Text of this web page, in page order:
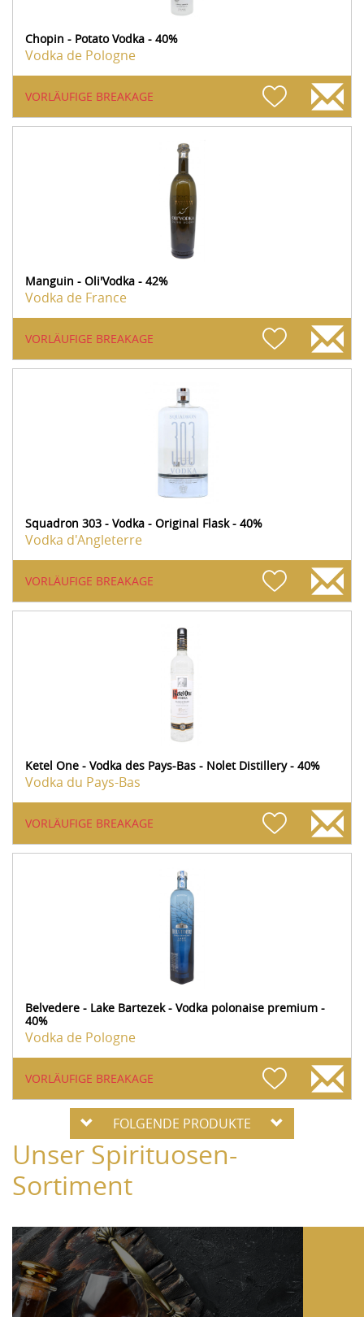
Chopin - Potato Vodka - 40%
Vodka de Pologne
VORLÄUFIGE BREAKAGE
Manguin - Oli'Vodka - 42%
Vodka de France
VORLÄUFIGE BREAKAGE
Squadron 303 - Vodka - Original Flask - 40%
Vodka d'Angleterre
VORLÄUFIGE BREAKAGE
Ketel One - Vodka des Pays-Bas - Nolet Distillery - 40%
Vodka du Pays-Bas
VORLÄUFIGE BREAKAGE
Belvedere - Lake Bartezek - Vodka polonaise premium -
40%
Vodka de Pologne
VORLÄUFIGE BREAKAGE
FOLGENDE PRODUKTE
Unser Spirituosen-
Sortiment